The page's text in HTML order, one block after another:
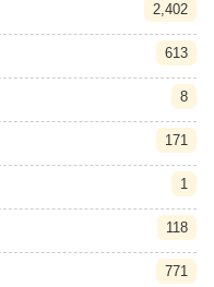
2,402
613
8
171
1
118
771